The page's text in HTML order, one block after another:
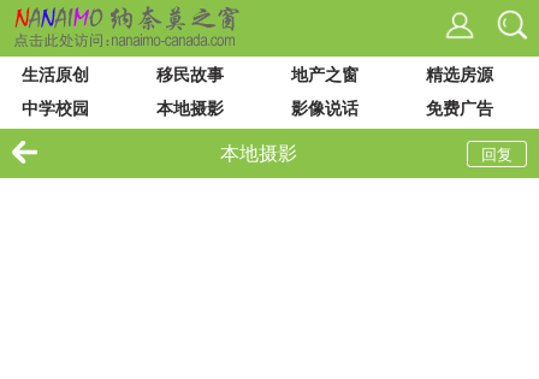
生活原创 移民故事 地产之窗
精选房源
中学校园
本地摄影 影像说话
免费广告
VIU 大学
站内搜索
回复
本地摄影